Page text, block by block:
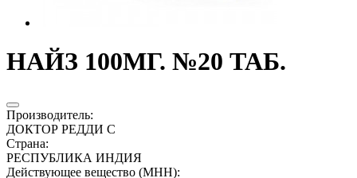
НАЙЗ 100МГ. №20 ТАБ.
Производитель:
ДОКТОР РЕДДИ С
Страна:
РЕСПУБЛИКА ИНДИЯ
Действующее вещество (МНН):